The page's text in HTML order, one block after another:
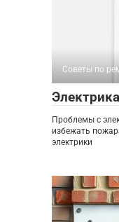
Советы по
Проблемы с
избежать
электрики